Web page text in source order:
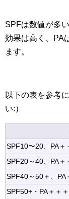
SPFは数値が多
効果は高く、PA
ます。
以下の表を参考
い:）
SPF10〜20、PA＋
SPF20～40、PA＋
SPF40～50＋、PA
SPF50+・PA＋＋